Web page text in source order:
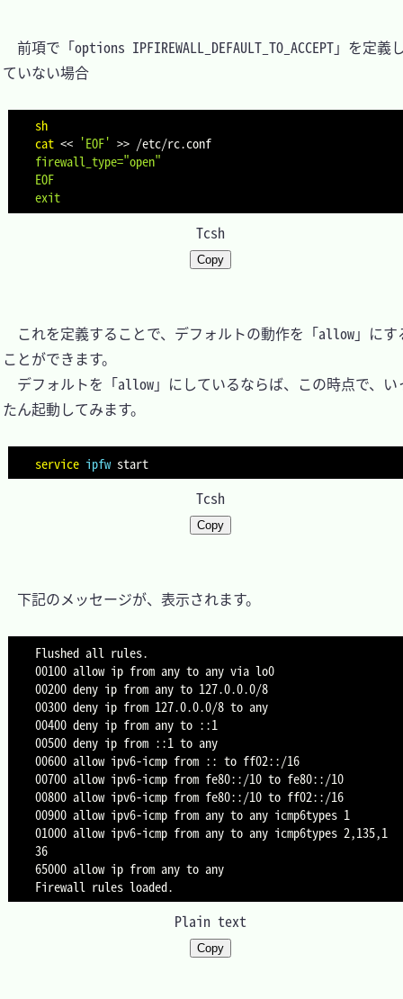
前項で「options IPFIREWALL_DEFAULT_TO_ACCEPT」を定義
ていない場合
sh
cat << 'EOF' >> /etc/rc.conf
firewall_type="open"
EOF
exit
Tcsh
Copy
これを定義することで、デフォルトの動作を「allow」にす
ことができます。
デフォルトを「allow」にしているならば、この時点で、い
たん起動してみます。
service ipfw
Tcsh
Copy
下記のメッセージが、表示されます。
Flushed all rules.
00100 allow ip from any to any via lo0
00200 deny ip from any to 127.0.0.0/8
00300 deny ip from 127.0.0.0/8 to any
00400 deny ip from any to ::1
00500 deny ip from ::1 to any
00600 allow ipv6-icmp from :: to ff02::/16
00700 allow ipv6-icmp from fe80::/10 to fe80::/10
00800 allow ipv6-icmp from fe80::/10 to ff02::/16
00900 allow ipv6-icmp from any to any icmp6types 1
01000 allow ipv6-icmp from any to any icmp6types 2,135,1
36
65000 allow ip from any to any
Plain text
Copy